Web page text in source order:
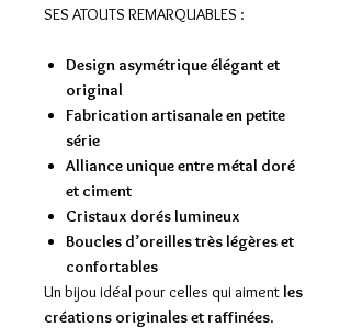
SES ATOUTS REMARQUABLES :
Design asymétrique élégant et
original
Fabrication artisanale en petite
série
Alliance unique entre métal doré
et ciment
Cristaux dorés lumineux
Boucles d’oreilles très légères et
confortables
Un bijou idéal pour celles qui aiment les
créations originales et raffinées.